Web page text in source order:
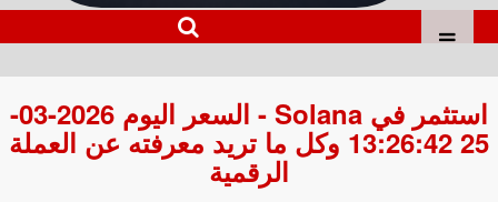
استثمر في Solana - السعر اليوم 2026-03-
25 13:26:42 وكل ما تريد معرفته عن العملة
الرقمية